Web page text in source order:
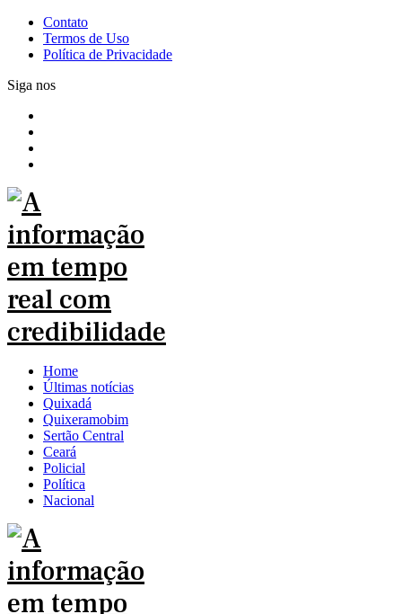
Contato
Termos de Uso
Política de Privacidade
Siga nos
Home
Últimas notícias
Quixadá
Quixeramobim
Sertão Central
Ceará
Policial
Política
Nacional